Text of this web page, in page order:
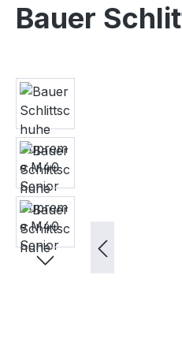
Bauer
Bildergalerie überspringen